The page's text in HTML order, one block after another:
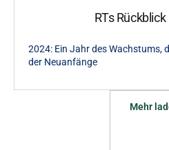
RTs
2024: Ein Jahr des Wachstums,
der Neuanfänge
Mehr